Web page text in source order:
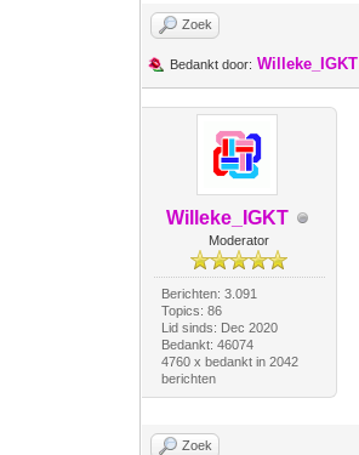
Zoek
Bedankt door: Willeke_IGKT
Willeke_IGKT
Moderator
Berichten: 3.091
Topics: 86
Lid sinds: Dec 2020
Bedankt: 46074
4760 x bedankt in 2042
berichten
Zoek